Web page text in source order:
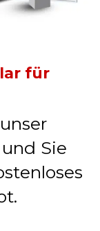
für
Sie